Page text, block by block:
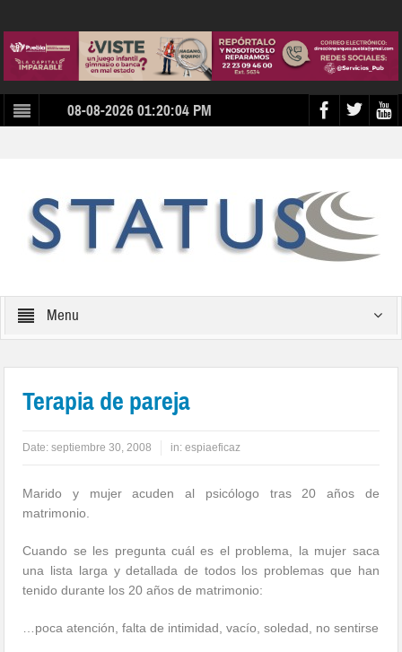
08-08-2026 01:20:04 PM
Menu
Terapia de pareja
Date:septiembre 30, 2008 in:espiaeficaz
Marido y mujer acuden al psicólogo tras 20 años de
matrimonio.
Cuando se les pregunta cuál es el problema, la mujer saca
una lista larga y detallada de todos los problemas que han
tenido durante los 20 años de matrimonio:
…poca atención, falta de intimidad, vací­o, soledad, no sentirse